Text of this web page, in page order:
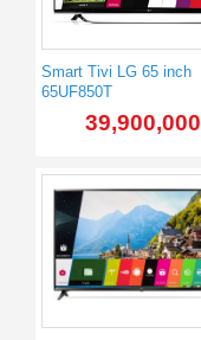
Smart Tivi LG 65 inch
65UF850T
39,900,000